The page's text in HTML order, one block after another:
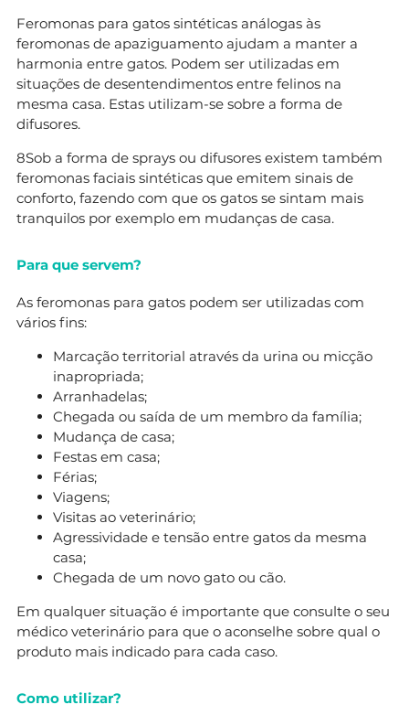
Feromonas para gatos sintéticas análogas às
feromonas de apaziguamento ajudam a manter a
harmonia entre gatos. Podem ser utilizadas em
situações de desentendimentos entre felinos na
mesma casa. Estas utilizam-se sobre a forma de
difusores.
8Sob a forma de sprays ou difusores existem também
feromonas faciais sintéticas que emitem sinais de
conforto, fazendo com que os gatos se sintam mais
tranquilos por exemplo em mudanças de casa.
Para que servem?
As feromonas para gatos podem ser utilizadas com
vários fins:
Marcação territorial através da urina ou micção
inapropriada;
Arranhadelas;
Chegada ou saída de um membro da família;
Mudança de casa;
Festas em casa;
Férias;
Viagens;
Visitas ao veterinário;
Agressividade e tensão entre gatos da mesma
casa;
Chegada de um novo gato ou cão.
Em qualquer situação é importante que consulte o seu
médico veterinário para que o aconselhe sobre qual o
produto mais indicado para cada caso.
Como utilizar?